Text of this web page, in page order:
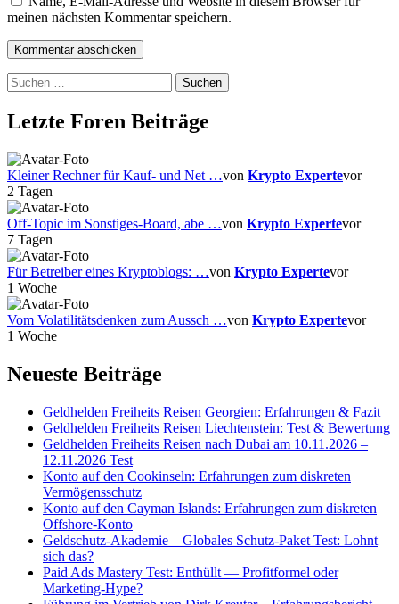
meinen nächsten Kommentar speichern.
Suchen
nach:
Letzte Foren Beiträge
Kleiner Rechner für Kauf- und Net …von Krypto Expertevor
2 Tagen
Off-Topic im Sonstiges-Board, abe …von Krypto Expertevor
7 Tagen
Für Betreiber eines Kryptoblogs: …von Krypto Expertevor
1 Woche
Vom Volatilitätsdenken zum Aussch …von Krypto Expertevor
1 Woche
Neueste Beiträge
Geldhelden Freiheits Reisen Georgien: Erfahrungen & Fazit
Geldhelden Freiheits Reisen Liechtenstein: Test & Bewertung
Geldhelden Freiheits Reisen nach Dubai am 10.11.2026 –
12.11.2026 Test
Konto auf den Cookinseln: Erfahrungen zum diskreten
Vermögensschutz
Konto auf den Cayman Islands: Erfahrungen zum diskreten
Offshore-Konto
Geldschutz-Akademie – Globales Schutz-Paket Test: Lohnt
sich das?
Paid Ads Mastery Test: Enthüllt — Profitformel oder
Marketing-Hype?